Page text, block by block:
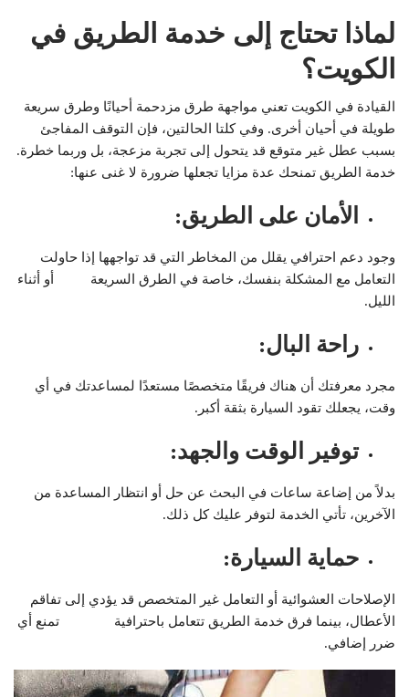
لماذا تحتاج إلى خدمة الطريق في
الكويت؟
القيادة في الكويت تعني مواجهة طرق مزدحمة أحيانًا وطرق سريعة
طويلة في أحيان أخرى. وفي كلتا الحالتين، فإن التوقف المفاجئ
بسبب عطل غير متوقع قد يتحول إلى تجربة مزعجة، بل وربما خطرة.
خدمة الطريق تمنحك عدة مزايا تجعلها ضرورة لا غنى عنها:
الأمان على الطريق:
وجود دعم احترافي يقلل من المخاطر التي قد تواجهها إذا حاولت
التعامل مع المشكلة بنفسك، خاصة في الطرق السريعة أو أثناء
الليل.
راحة البال:
مجرد معرفتك أن هناك فريقًا متخصصًا مستعدًا لمساعدتك في أي
وقت، يجعلك تقود السيارة بثقة أكبر.
توفير الوقت والجهد:
بدلاً من إضاعة ساعات في البحث عن حل أو انتظار المساعدة من
الآخرين، تأتي الخدمة لتوفر عليك كل ذلك.
حماية السيارة:
الإصلاحات العشوائية أو التعامل غير المتخصص قد يؤدي إلى تفاقم
الأعطال، بينما فرق خدمة الطريق تتعامل باحترافية تمنع أي
ضرر إضافي.